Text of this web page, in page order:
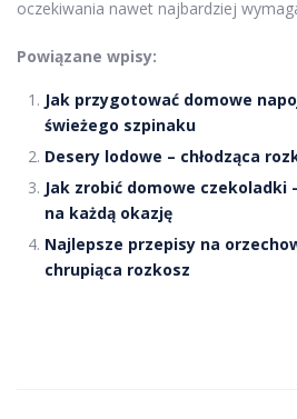
oczekiwania nawet najbardziej
Powiązane wpisy:
Jak przygotować domowe
świeżego szpinaku
Desery lodowe – chłodząca
Jak zrobić domowe czekoladki
na każdą okazję
Najlepsze przepisy na
chrupiąca rozkosz